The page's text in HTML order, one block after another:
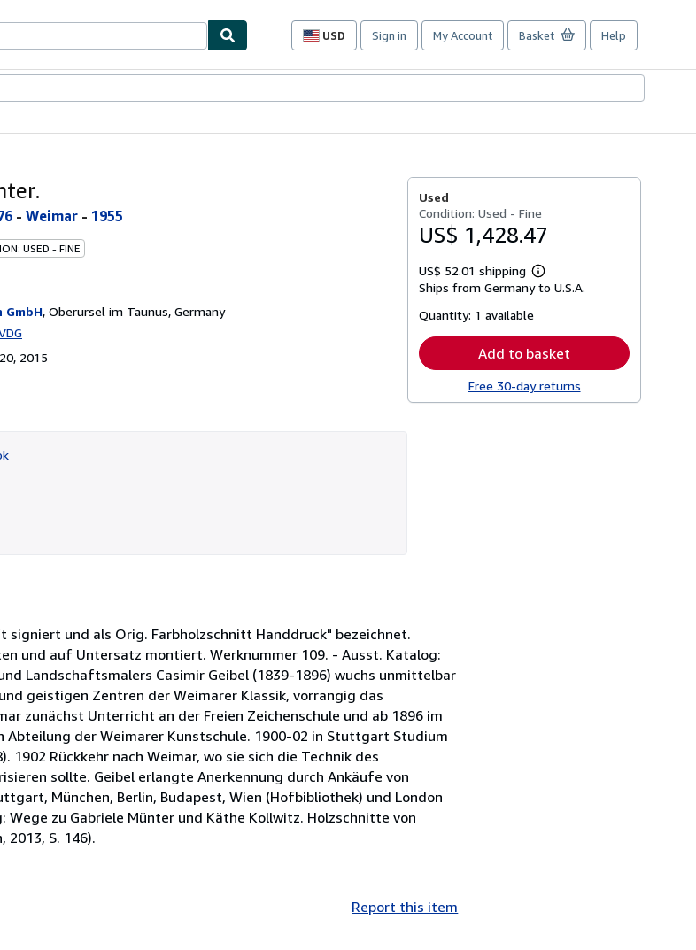
USD
Site
preferences
Sign in My Account Basket Help
- Weimar - 1955
USED - FINE
GmbH, Oberursel im Taunus, Germany
2015
Used
Condition: Used - Fine
US$ 1,428.47
US$ 52.01 shipping
Learn
more
Ships from Germany to U.S.A.
Quantity: 1 available
Add to basket
Free 30-day returns
und als Orig. Farbholzschnitt Handdruck" bezeichnet.
und auf Untersatz montiert. Werknummer 109. - Ausst. Katalog:
Landschaftsmalers Casimir Geibel (1839-1896) wuchs unmittelbar
geistigen Zentren der Weimarer Klassik, vorrangig das
zunächst Unterricht an der Freien Zeichenschule und ab 1896 im
der Weimarer Kunstschule. 1900-02 in Stuttgart Studium
Rückkehr nach Weimar, wo sie sich die Technik des
sollte. Geibel erlangte Anerkennung durch Ankäufe von
München, Berlin, Budapest, Wien (Hofbibliothek) und London
zu Gabriele Münter und Käthe Kollwitz. Holzschnitte von
S. 146).
Report this item